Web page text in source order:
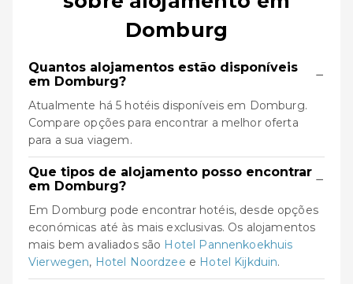
Domburg
Quantos alojamentos estão disponíveis
em Domburg?
−
Atualmente há 5 hotéis disponíveis em Domburg.
Compare opções para encontrar a melhor oferta
para a sua viagem.
Que tipos de alojamento posso encontrar
em Domburg?
−
Em Domburg pode encontrar hotéis, desde opções
económicas até às mais exclusivas. Os alojamentos
mais bem avaliados são Hotel Pannenkoekhuis
Vierwegen, Hotel Noordzee e Hotel Kijkduin.